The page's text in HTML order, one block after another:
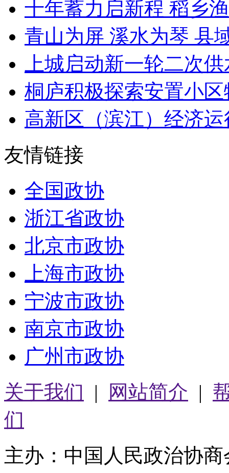
十年蓄力启新程 稻乡
青山为屏 溪水为琴 县
上城启动新一轮二次
桐庐积极探索安置小区
高新区（滨江）经济运
友情链接
全国政协
浙江省政协
北京市政协
上海市政协
宁波市政协
南京市政协
广州市政协
关于我们 | 网站简介 |
们
主办：中国人民政治协